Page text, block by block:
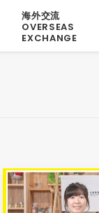
海外交流
OVERSEAS
EXCHANGE